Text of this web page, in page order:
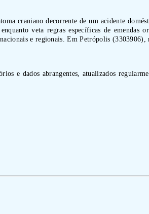
craniano decorrente de um acidente
veta regras específicas de emendas
e regionais. Em Petrópolis (3303906),
e dados abrangentes, atualizados